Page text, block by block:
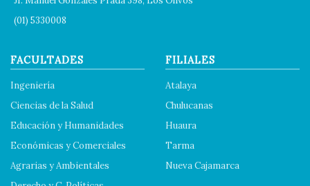
(01) 5330008
FACULTADES
Ingeniería
Ciencias de la Salud
Educación y Humanidades
Económicas y Comerciales
Agrarias y Ambientales
FILIALES
Atalaya
Chulucanas
Huaura
Tarma
Nueva Cajamarca